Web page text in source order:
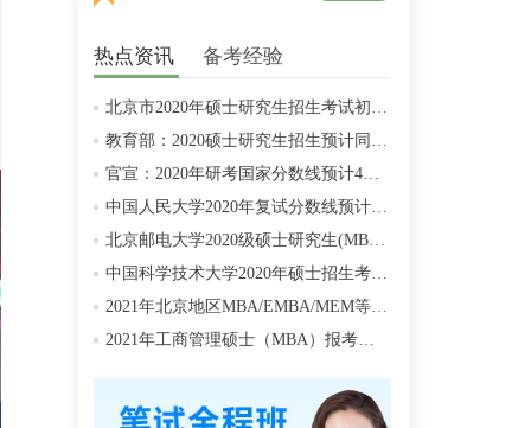
热点资讯 备考经验
北京市2020年硕士研究生招生考试初试成绩查询及复查复核的公告
教育部：2020硕士研究生招生预计同比增加18.9万人
官宣：2020年研考国家分数线预计4月中旬左右公布
中国人民大学2020年复试分数线预计将于4月中旬左右公布
北京邮电大学2020级硕士研究生(MBA/MPAcc/MPA等)学费标准
中国科学技术大学2020年硕士招生考试复试分数线预4月中旬公布
2021年北京地区MBA/EMBA/MEM等管理类联考提前批面试汇总
2021年工商管理硕士（MBA）报考条件